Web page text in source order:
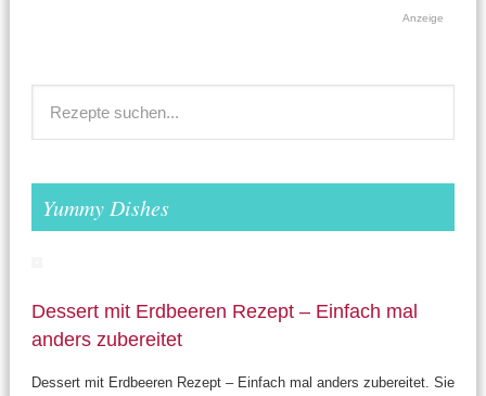
Anzeige
Yummy Dishes
Dessert mit Erdbeeren Rezept – Einfach mal
anders zubereitet
Dessert mit Erdbeeren Rezept – Einfach mal anders zubereitet. Sie